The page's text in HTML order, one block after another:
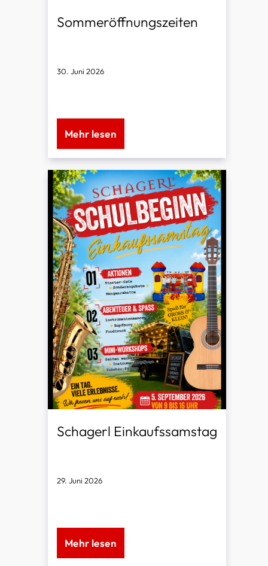
Sommeröffnungszeiten
30. Juni 2026
Mehr lesen
Schagerl Einkaufssamstag
29. Juni 2026
Mehr lesen